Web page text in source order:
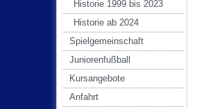
Historie 1999 bis 2023
Historie ab 2024
Spielgemeinschaft
Juniorenfußball
Kursangebote
Anfahrt